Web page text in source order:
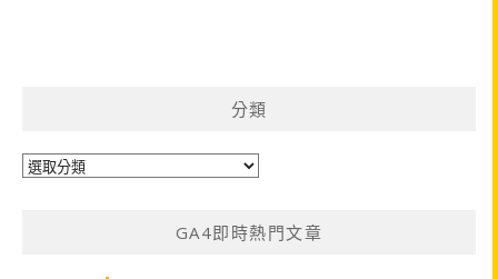
分類
分
GA4即時熱門文章